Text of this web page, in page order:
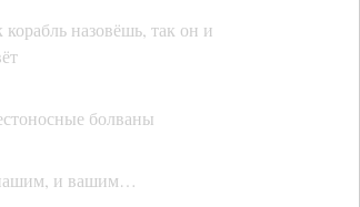
назовёшь, так он и
болваны
и вашим…